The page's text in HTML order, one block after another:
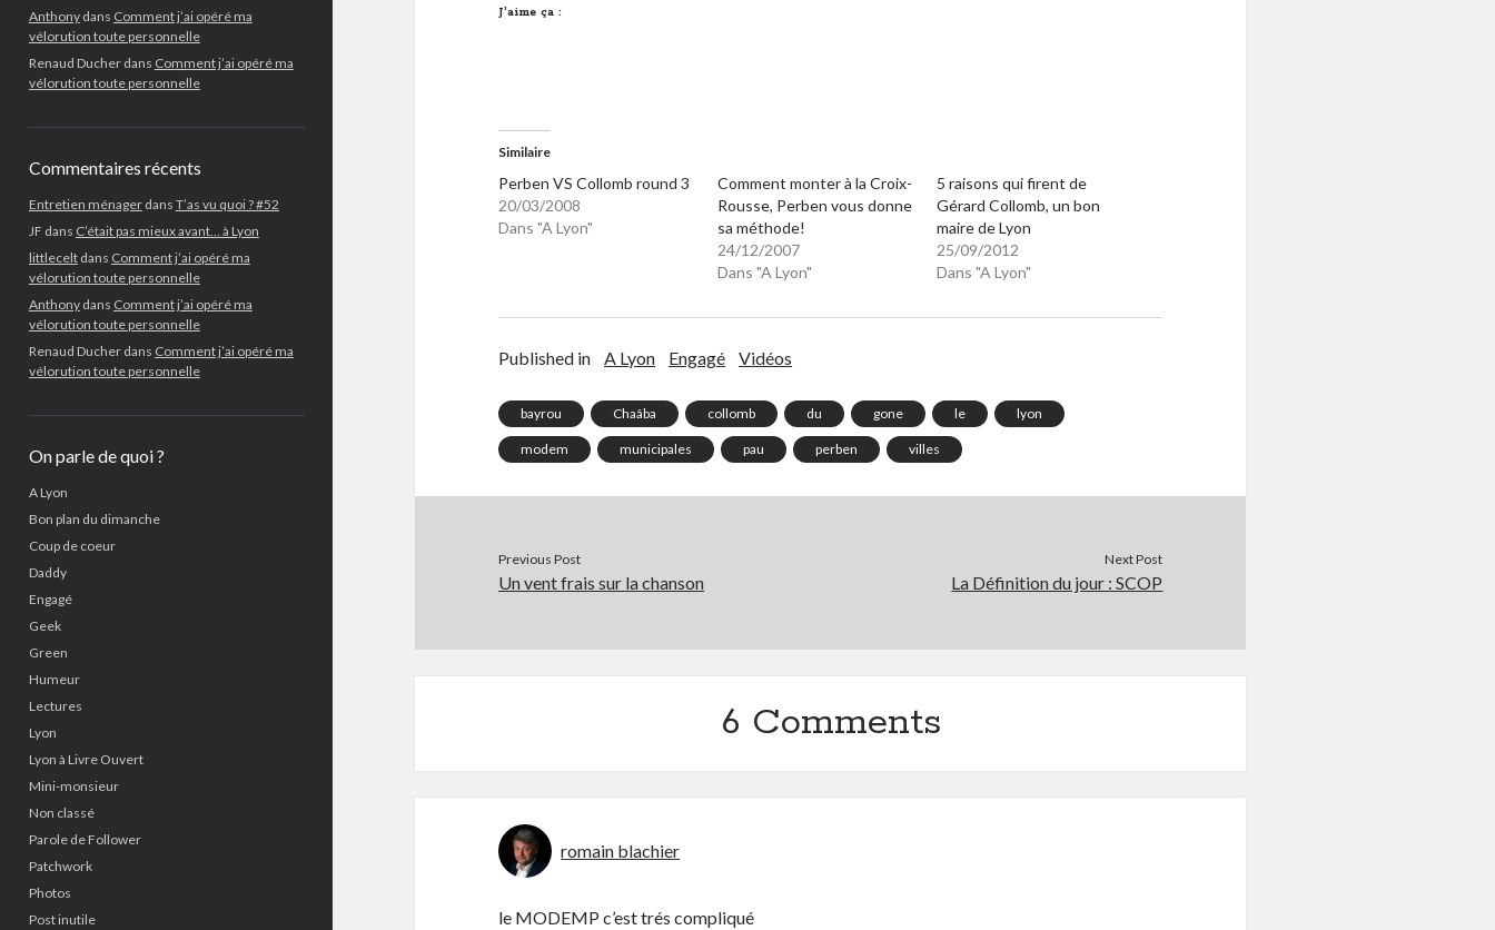
Anthonydans Comment j’ai opéré ma
vélorution toute personnelle
Renaud Ducherdans Comment j’ai opéré ma
vélorution toute personnelle
Commentaires récents
Entretien ménagerdans T’as vu quoi ? #52
JF dans C’était pas mieux avant… à Lyon
littleceltdans Comment j’ai opéré ma
vélorution toute personnelle
Anthonydans Comment j’ai opéré ma
vélorution toute personnelle
Renaud Ducherdans Comment j’ai opéré ma
vélorution toute personnelle
On parle de quoi ?
A Lyon
Bon plan du dimanche
Coup de coeur
Daddy
Engagé
Geek
Green
Humeur
Lectures
Lyon
Lyon à Livre Ouvert
Mini-monsieur
Non classé
Parole de Follower
Patchwork
Photos
Post inutile
J’aime ça :
Similaire
Perben VS Collomb round 3
20/03/2008
Dans "A Lyon"
Comment monter à la Croix-
Rousse, Perben vous donne
sa méthode!
24/12/2007
Dans "A Lyon"
5 raisons qui firent de
Gérard Collomb, un bon
maire de Lyon
25/09/2012
Dans "A Lyon"
Published in A Lyon Engagé Vidéos
bayrou Chaâba collomb du gone le lyon
modem municipales pau perben villes
Previous Post
Un vent frais sur la chanson
Next Post
La Définition du jour : SCOP
6 Comments
romain blachier
le MODEMP c’est trés compliqué